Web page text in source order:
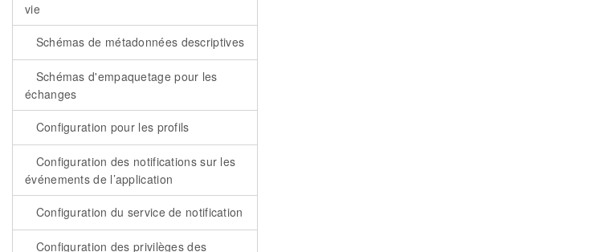
vie
Schémas de métadonnées descriptives
Schémas d'empaquetage pour les
échanges
Configuration pour les profils
Configuration des notifications sur les
événements de l’application
Configuration du service de notification
Configuration des privilèges des